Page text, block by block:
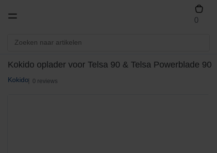
0
Kokido oplader voor Telsa 90 & Telsa Powerblade 90
Kokido 0 reviews